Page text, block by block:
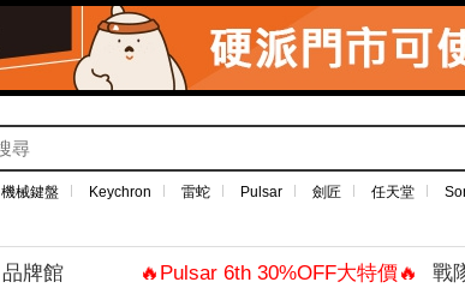
機械鍵盤 Keychron 雷蛇 Pulsar 劍匠 任天堂
品牌館 🔥Pulsar 6th 30%OFF大特價🔥 戰